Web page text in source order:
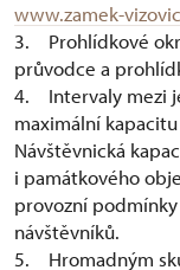
www.zamek-
3. Prohlídkové
průvodce a
4. Intervaly mezi
maximální
Návštěvnická
i památkového
provozní
návštěvníků.
5. Hromadným